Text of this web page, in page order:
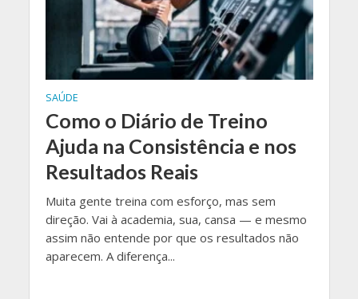
SAÚDE
Como o Diário de Treino
Ajuda na Consistência e nos
Resultados Reais
Muita gente treina com esforço, mas sem
direção. Vai à academia, sua, cansa — e mesmo
assim não entende por que os resultados não
aparecem. A diferença...